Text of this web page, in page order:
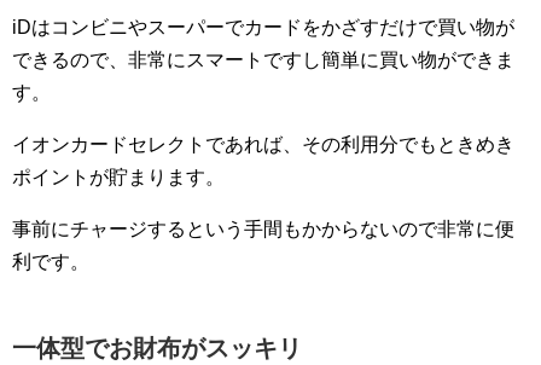
iDはコンビニやスーパーでカードをかざすだけで買い物が
できるので、非常にスマートですし簡単に買い物ができま
す。
イオンカードセレクトであれば、その利用分でもときめき
ポイントが貯まります。
事前にチャージするという手間もかからないので非常に便
利です。
一体型でお財布がスッキリ